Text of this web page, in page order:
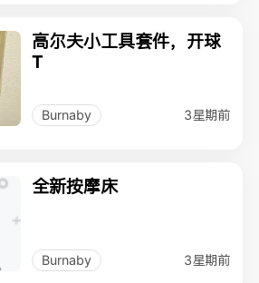
高尔夫小工具套件，开球
T
Burnaby 3星期前
全新按摩床
Burnaby 3星期前